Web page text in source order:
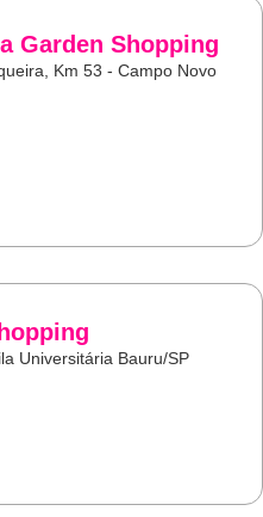
Garden Shopping
Km 53 - Campo Novo
Universitária Bauru/SP